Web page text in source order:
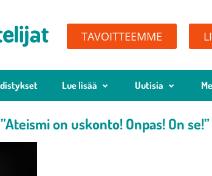
TAVOITTEEMME
Lue lisää Uutisia
”Ateismi on uskonto! Onpas! On se!”